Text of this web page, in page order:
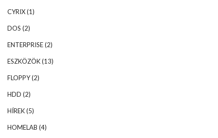
CYRIX(1)
DOS (2)
ENTERPRISE(2)
ESZKÖZÖK(13)
FLOPPY(2)
HDD (2)
HÍREK(5)
HOMELAB (4)